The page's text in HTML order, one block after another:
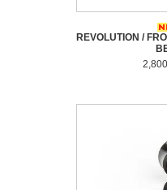
REVOLUTION /